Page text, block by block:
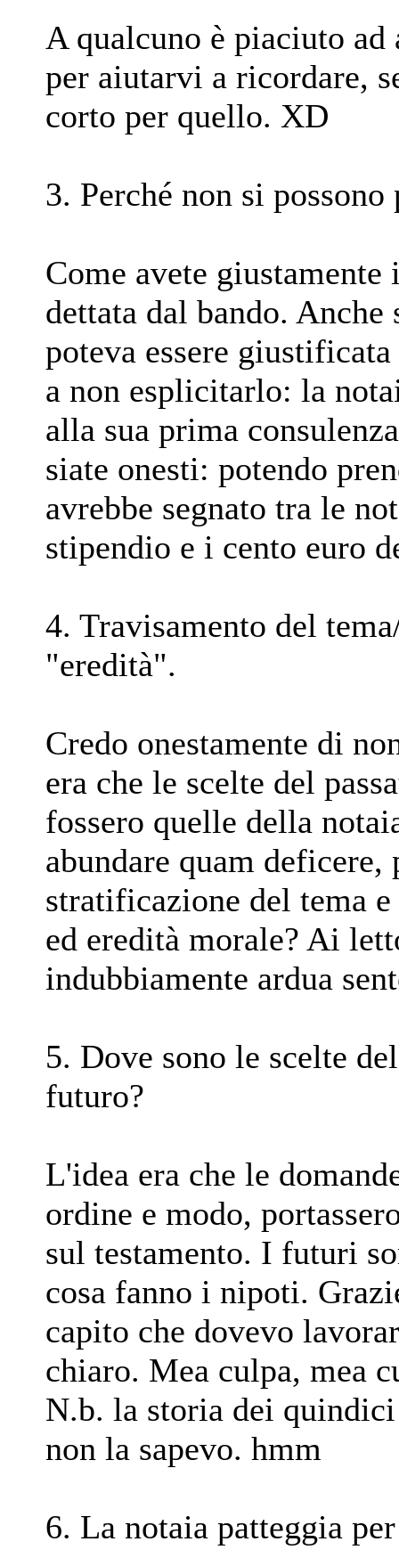
A qualcuno è piaciuto
per aiutarvi a ricordare,
corto per quello. XD
3. Perché non si
Come avete
dettata dal bando.
poteva essere
a non esplicitarlo: la
alla sua prima
siate onesti: potendo
avrebbe segnato tra le
stipendio e i cento euro
4. Travisamento del
"eredità".
Credo onestamente di
era che le scelte del
fossero quelle della
abundare quam deficere,
stratificazione del tema
ed eredità morale? Ai
indubbiamente ardua
5. Dove sono le scelte
futuro?
L'idea era che le
ordine e modo,
sul testamento. I futuri
cosa fanno i nipoti.
capito che dovevo
chiaro. Mea culpa, mea
N.b. la storia dei quindici
non la sapevo. hmm
6. La notaia patteggia